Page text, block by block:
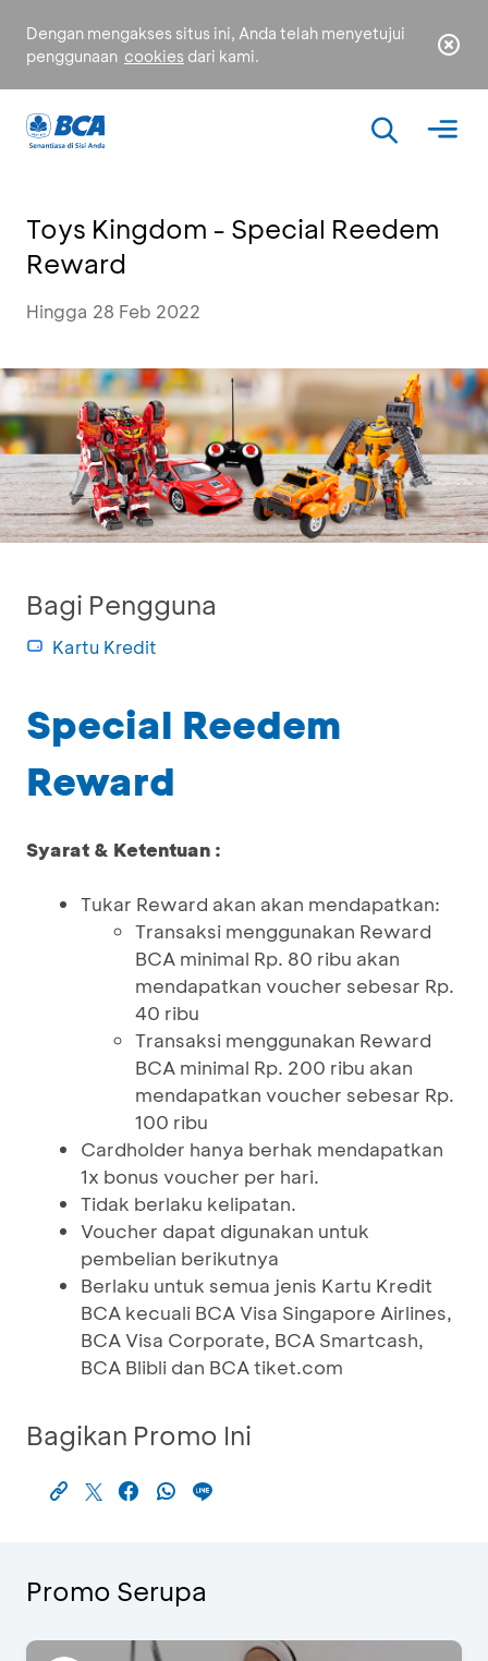
Dengan mengakses situs ini, Anda telah menyetujui
penggunaan cookies dari kami.
Toys Kingdom - Special Reedem
Reward
Hingga 28 Feb 2022
Bagi Pengguna
Kartu Kredit
Special Reedem
Reward
Syarat & Ketentuan :
Tukar Reward akan akan mendapatkan:
Transaksi menggunakan Reward
BCA minimal Rp. 80 ribu akan
mendapatkan voucher sebesar Rp.
40 ribu
Transaksi menggunakan Reward
BCA minimal Rp. 200 ribu akan
mendapatkan voucher sebesar Rp.
100 ribu
Cardholder hanya berhak mendapatkan
1x bonus voucher per hari.
Tidak berlaku kelipatan.
Voucher dapat digunakan untuk
pembelian berikutnya
Berlaku untuk semua jenis Kartu Kredit
BCA kecuali BCA Visa Singapore Airlines,
BCA Visa Corporate, BCA Smartcash,
BCA Blibli dan BCA tiket.com
Bagikan Promo Ini
Promo Serupa